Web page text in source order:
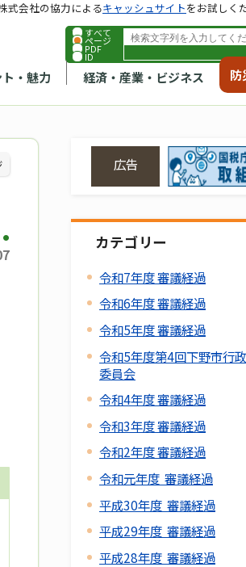
すべて
ページ
PDF
ID
・魅力 経済・産業・ビジネス 防
式会社の協力によるキャッシュサイトをお試しく
広告
カテゴリー
令和7年度 審議経過
令和6年度 審議経過
令和5年度 審議経過
令和5年度第4回下野市行
委員会
令和4年度 審議経過
令和3年度 審議経過
令和2年度 審議経過
令和元年度 審議経過
平成30年度 審議経過
平成29年度 審議経過
平成28年度 審議経過